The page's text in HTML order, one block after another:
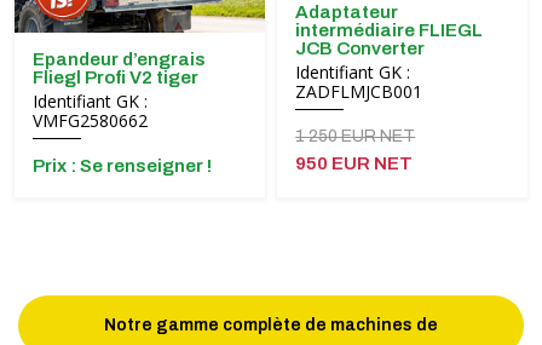
Epandeur d’engrais
Fliegl Profi V2 tiger
Identifiant GK :
VMFG2580662
Prix ​​: Se renseigner !
Adaptateur
intermédiaire FLIEGL
JCB Converter
Identifiant GK :
ZADFLMJCB001
1 250 EUR NET
950 EUR NET
Notre gamme complète de machines de